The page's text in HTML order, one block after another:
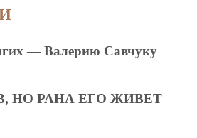
— Валерию Савчуку
НО РАНА ЕГО ЖИВЕТ